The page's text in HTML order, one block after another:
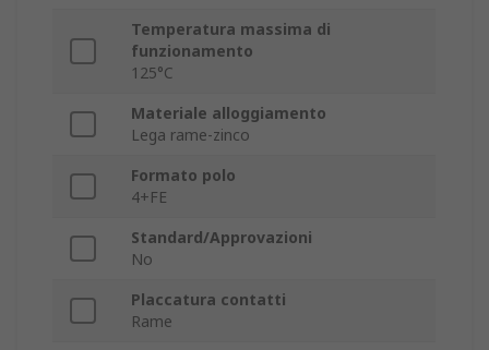
Temperatura massima di
funzionamento
125°C
Materiale alloggiamento
Lega rame-zinco
Formato polo
4+FE
Standard/Approvazioni
No
Placcatura contatti
Rame